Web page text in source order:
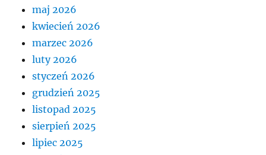
maj 2026
kwiecień 2026
marzec 2026
luty 2026
styczeń 2026
grudzień 2025
listopad 2025
sierpień 2025
lipiec 2025